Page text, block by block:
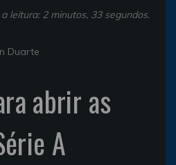
leitura: 2 minutos, 33 segundos.
Duarte
abrir as
A